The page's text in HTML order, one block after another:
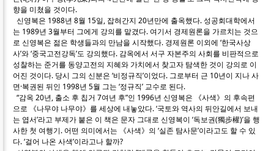
향을 미쳤을 것이다.
신영복은 1988년 8월 15일, 잡혀간지 20년만에 출옥했다. 성공회대학에서
는 1989년 3월부터 그에게 강의를 맡겼다. 여기서 경제원론을 가르치는 것으
로 신영복은 젊은 학생들과의 만남을 시작했다. 경제원론 이외에 ‘한국사상
사’와 ‘중국고전강독’도 강의했다. 감옥에서 서구 자본주의 사회를 비판적으로
성찰하는 준거를 동양고전의 지혜와 가치에서 찾고자 탐색한 것이 강의로 이
어진 것이다. 당시 그의 신분은 ‘비정규직’이었다. 그로부터 근 10년이 지나 사
면·복권된 뒤인 1998년 5월 그는 ‘정규직’ 교수로 된다.
“감옥 20년, 출소 후 칩거 7여년 후”인 1996년 신영복은 《사색》의 후속편
으로 《나무야 나무야》를 세상에 내놓았다. ‘국토와 역사의 뒤안길에서 보내
는 엽서’라고 부제가 붙은 이 책은 문자 그대로 신영복이 ‘독보권(獨步權)’을 행
사한 첫 여행기. 어떤 의미에서는 《사색》의 ‘실존 탐사문’이라고도 할 수 있
다. ‘걸어 나온 사색’이라고나 할까?